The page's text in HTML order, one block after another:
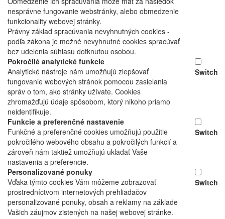
nesprávne fungovanie webstránky, alebo obmedzenie
funkcionality webovej stránky.
Právny základ spracúvania nevyhnutných cookies -
podľa zákona je možné nevyhnutné cookies spracúvať
bez udelenia súhlasu dotknutou osobou.
Pokročilé analytické funkcie
Analytické nástroje nám umožňujú zlepšovať
fungovanie webových stránok pomocou zasielania
správ o tom, ako stránky užívate. Cookies
zhromažďujú údaje spôsobom, ktorý nikoho priamo
neidentifikuje.
Switch
Funkcie a preferenčné nastavenie
Funkčné a preferenčné cookies umožňujú použitie
pokročilého webového obsahu a pokročilých funkcií a
zároveň nám taktiež umožňujú ukladať Vaše
nastavenia a preferencie.
Switch
Personalizované ponuky
Vďaka týmto cookies Vám môžeme zobrazovať
prostredníctvom internetových prehliadačov
personalizované ponuky, obsah a reklamy na základe
Vašich záujmov zistených na našej webovej stránke.
Switch